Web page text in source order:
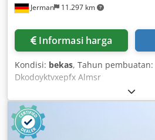
Jerman 11.297 km
Informasi harga
Kondisi: bekas, Tahun pembuatan:
Dkodoyktvxepfx Almsr